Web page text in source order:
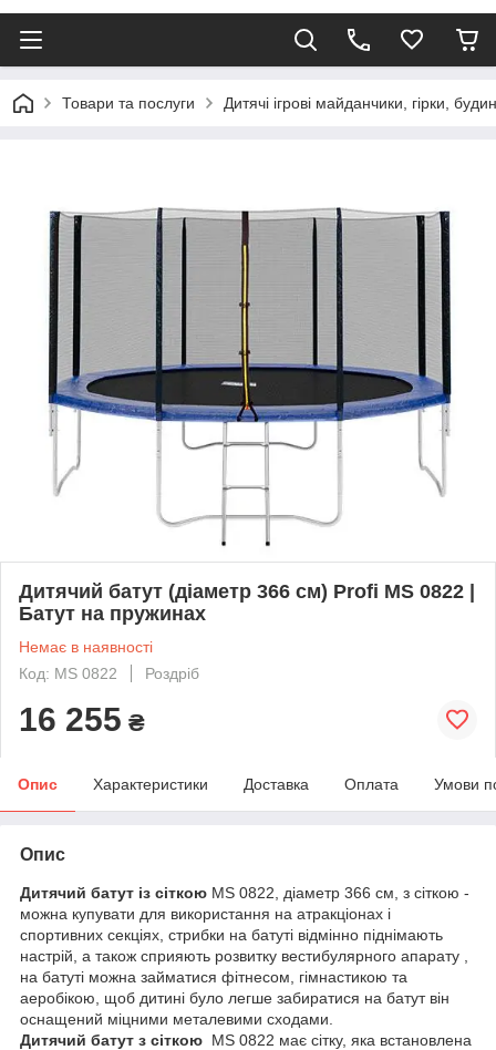
Товари та послуги Дитячі ігрові майданчики, гірки,
Дитячий батут (діаметр 366 см) Profi MS 0822 |
Батут на пружинах
Немає в наявності
Код: MS 0822
Роздріб
16 255 ₴
Опис Характеристики Доставка Оплата Умови
Опис
Дитячий батут із сіткою MS 0822, діаметр 366 см, з сіткою -
можна купувати для використання на атракціонах і
спортивних секціях, стрибки на батуті відмінно піднімають
настрій, а також сприяють розвитку вестибулярного апарату ,
на батуті можна займатися фітнесом, гімнастикою та
аеробікою, щоб дитині було легше забиратися на батут він
оснащений міцними металевими сходами.
Дитячий батут з сіткою MS 0822 має сітку, яка встановлена